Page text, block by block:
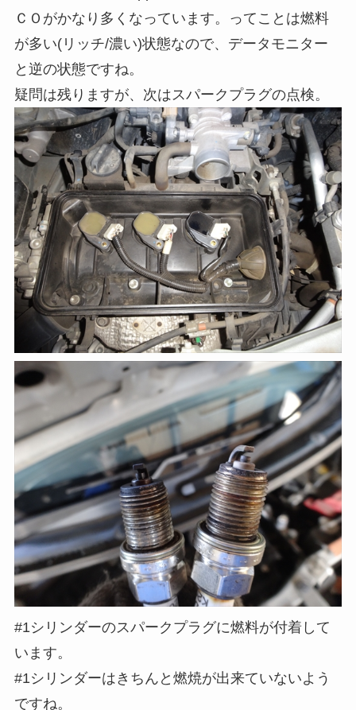
ＣＯがかなり多くなっています。ってことは燃料
が多い(リッチ/濃い)状態なので、データモニター
と逆の状態ですね。
疑問は残りますが、次はスパークプラグの点検。
#1シリンダーのスパークプラグに燃料が付着して
います。
#1シリンダーはきちんと燃焼が出来ていないよう
ですね。